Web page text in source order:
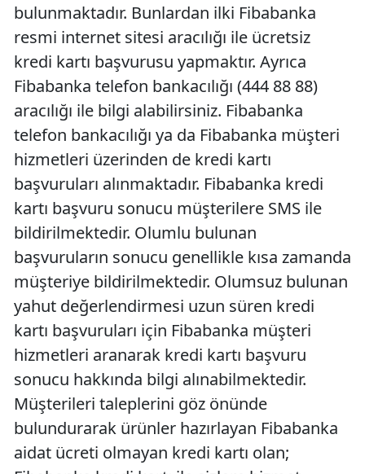
bulunmaktadır. Bunlardan ilki Fibabanka
resmi internet sitesi aracılığı ile ücretsiz
kredi kartı başvurusu yapmaktır. Ayrıca
Fibabanka telefon bankacılığı (444 88 88)
aracılığı ile bilgi alabilirsiniz. Fibabanka
telefon bankacılığı ya da Fibabanka müşteri
hizmetleri üzerinden de kredi kartı
başvuruları alınmaktadır. Fibabanka kredi
kartı başvuru sonucu müşterilere SMS ile
bildirilmektedir. Olumlu bulunan
başvuruların sonucu genellikle kısa zamanda
müşteriye bildirilmektedir. Olumsuz bulunan
yahut değerlendirmesi uzun süren kredi
kartı başvuruları için Fibabanka müşteri
hizmetleri aranarak kredi kartı başvuru
sonucu hakkında bilgi alınabilmektedir.
Müşterileri taleplerini göz önünde
bulundurarak ürünler hazırlayan Fibabanka
aidat ücreti olmayan kredi kartı olan;